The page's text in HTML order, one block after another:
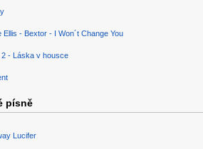
- Bextor - I Won´t Change You
- Láska v housce
písně
Lucifer